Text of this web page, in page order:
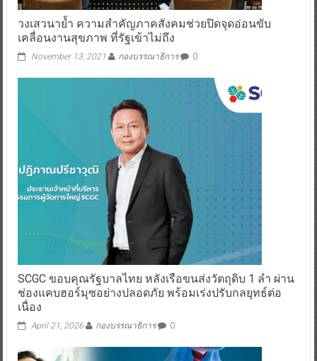
วงเสวนาย้ำ ความสำคัญภาคสังคมช่วยปิดจุดอ่อนขับ
เคลื่อนงานสุขภาพ ที่รัฐเข้าไม่ถึง
November 13, 2021 กองบรรณาธิการ 0
SCGC ขอบคุณรัฐบาลไทย หลังเรือขนส่งวัตถุดิบ 1 ลำ ผ่าน
ช่องแคบฮอร์มุซอย่างปลอดภัย พร้อมเร่งปรับกลยุทธ์ต่อ
เนื่อง
April 21, 2026 กองบรรณาธิการ 0